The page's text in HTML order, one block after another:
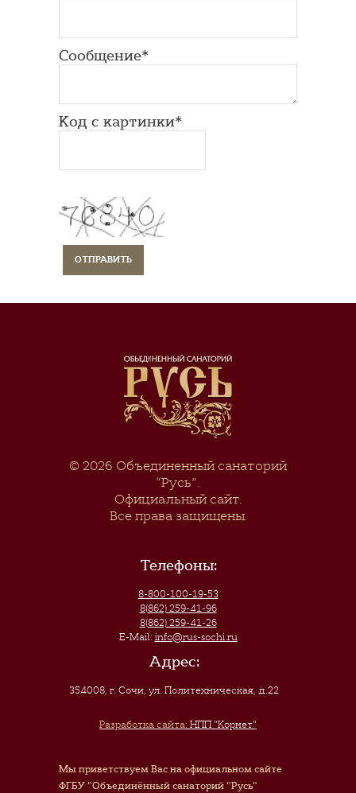
Сообщение*
Код с картинки*
© 2026 Объединенный санаторий
“Русь”.
Официальный сайт.
Все права защищены.
Телефоны:
8-800-100-19-53
8(862) 259-41-96
8(862) 259-41-26
E-Mail: info@rus-sochi.ru
Адрес:
354008, г. Сочи,ул. Политехническая, д.22
Разработка сайта: НПП "Корнет"
Мы приветствуем Вас на официальном сайте
ФГБУ "Объединённый санаторий "Русь"